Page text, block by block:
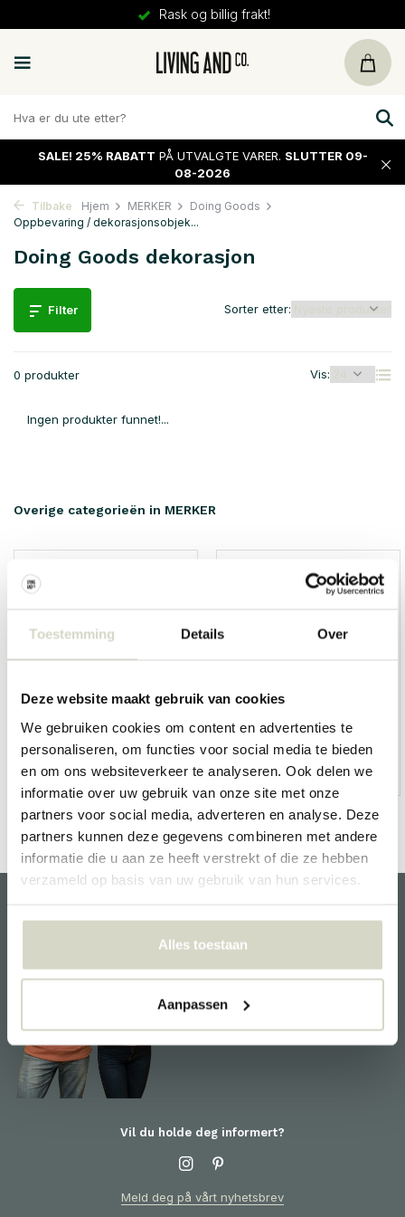
Toestemming Details Over
Deze website maakt gebruik van cookies
We gebruiken cookies om content en advertenties te
personaliseren, om functies voor social media te bieden
en om ons websiteverkeer te analyseren. Ook delen we
informatie over uw gebruik van onze site met onze
partners voor social media, adverteren en analyse. Deze
partners kunnen deze gegevens combineren met andere
informatie die u aan ze heeft verstrekt of die ze hebben
verzameld op basis van uw gebruik van hun services.
Alles toestaan
Aanpassen
Rask og billig frakt!
SALE! 25% RABATT PÅ UTVALGTE VARER. SLUTTER 09-
08-2026
Tilbake Hjem MERKER
Doing Goods
Oppbevaring / dekorasjonsobjek...
Doing Goods dekorasjon
Filter
0 produkter Vis:
Sorter etter:
Ingen produkter funnet!...
Overige categorieën in MERKER
HKliving Living and Company
kundeservice
klare for deg! For informasjon
om produkter eller bestillingen
din, vennligst kontakt
kundeservice
Vil du holde deg informert?
Meld deg på vårt nyhetsbrev